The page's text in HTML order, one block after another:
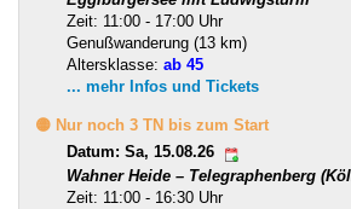
Zeit: 11:00 - 17:00 Uhr
Genußwanderung (13 km)
Altersklasse: ab 45
... mehr Infos und Tickets
🟡 Nur noch 3 TN bis zum Start
Datum: Sa, 15.08.26
Wahner Heide – Telegraphenberg
Zeit: 11:00 - 16:30 Uhr